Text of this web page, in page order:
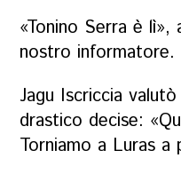
«Tonino Serra è
nostro informatore.
Jagu Iscriccia
drastico decise:
Torniamo a Luras